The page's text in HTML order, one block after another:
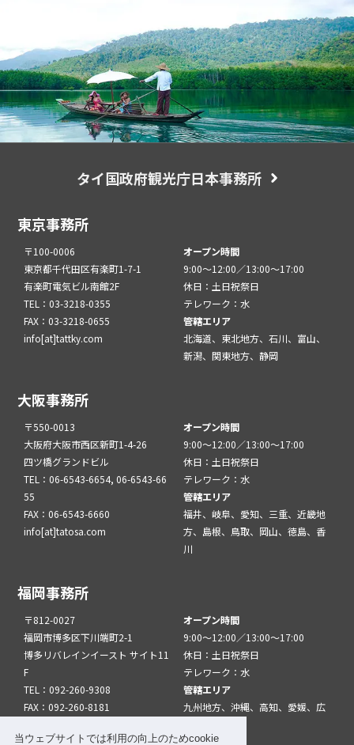
当ウェブサイトでは利用の向上のためcookie
タイ国政府観光庁日本事務所
東京事務所
〒100-0006
東京都千代田区有楽町1-7-1
有楽町電気ビル南館2F
TEL：03-3218-0355
FAX：03-3218-0655
info[at]tattky.com
オープン時間
9:00～12:00／13:00～17:00
休日：土日祝祭日
テレワーク：水
管轄エリア
北海道、東北地方、石川、富山、
新潟、関東地方、静岡
大阪事務所
〒550-0013
大阪府大阪市西区新町1-4-26
四ツ橋グランドビル
TEL：06-6543-6654, 06-6543-66
55
FAX：06-6543-6660
info[at]tatosa.com
オープン時間
9:00～12:00／13:00～17:00
休日：土日祝祭日
テレワーク：水
管轄エリア
福井、岐阜、愛知、三重、近畿地
方、島根、鳥取、岡山、徳島、香
川
福岡事務所
〒812-0027
福岡市博多区下川端町2-1
博多リバレインイースト サイト11
F
TEL：092-260-9308
FAX：092-260-8181
オープン時間
9:00～12:00／13:00～17:00
休日：土日祝祭日
テレワーク：水
管轄エリア
九州地方、沖縄、高知、愛媛、広